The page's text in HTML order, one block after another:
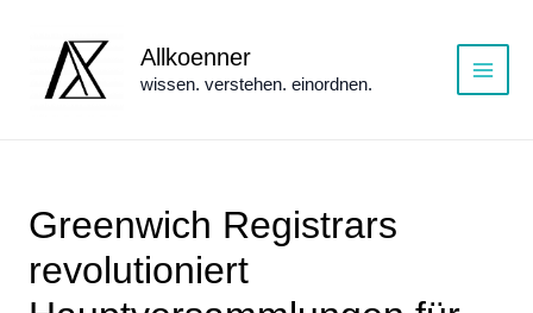
springen
Allkoenner
wissen. verstehen. einordnen.
Main
Greenwich Registrars
revolutioniert